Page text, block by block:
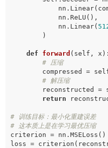
nn . Linear(
nn . ReLU (),
nn . Linear(
)
def forward ( self , x ) :
# 压缩
compressed
=
# 解压缩
reconstructed
=
return
# 训练目标：最小化重建误差
# 这本质上是在学习最优压缩
criterion = nn . MSELoss ()
loss = criterion (